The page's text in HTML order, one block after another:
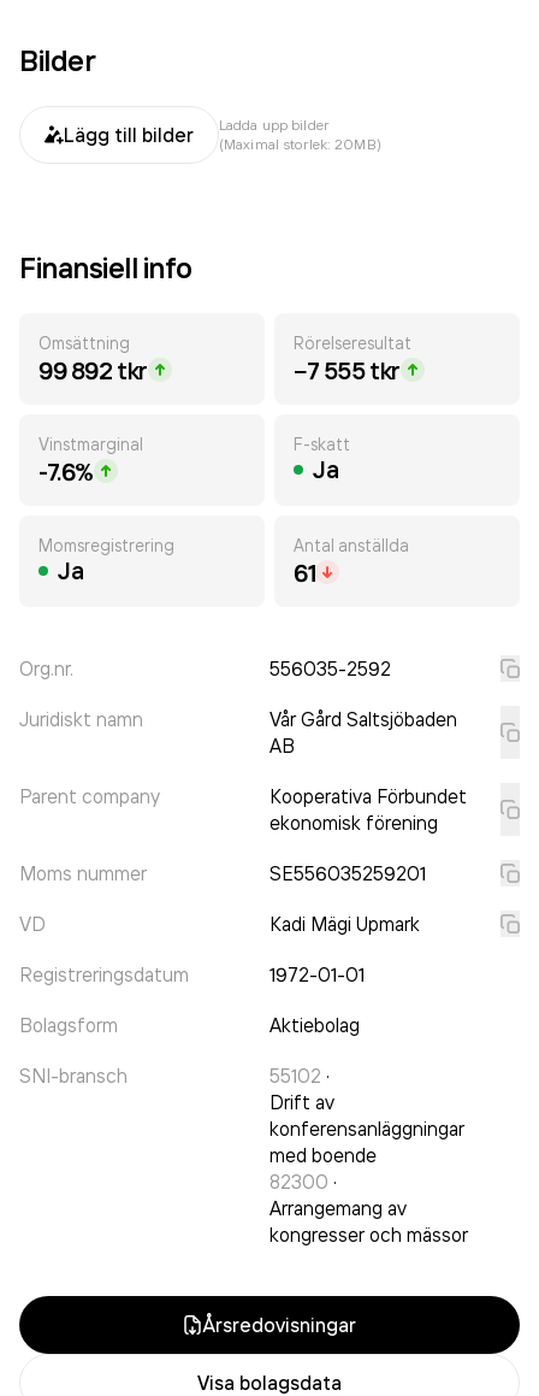
Bilder
Lägg till bilder
Ladda upp bilder
(Maximal storlek: 20MB)
Finansiell info
Omsättning
99 892 tkr
Rörelseresultat
−7 555 tkr
Vinstmarginal
-7.6%
F-skatt
Ja
Momsregistrering
Ja
Antal anställda
61
Org.nr. 556035-2592
Juridiskt namn
Vår Gård Saltsjöbaden
AB
Parent company
Kooperativa Förbundet
ekonomisk förening
Moms nummer SE556035259201
VD Kadi Mägi Upmark
Registreringsdatum 1972-01-01
Bolagsform Aktiebolag
SNI-bransch 55102 ·
Drift av
konferensanläggningar
med boende
82300 ·
Arrangemang av
kongresser och mässor
Årsredovisningar
Visa bolagsdata